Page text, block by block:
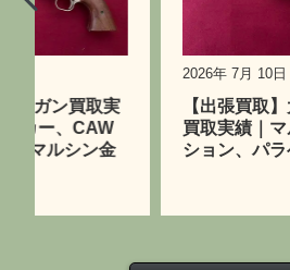
【出張買取】大阪府豊中市の
買取実績｜マルシン ルガー
ション、パラベラム、マリー
買取実績一覧